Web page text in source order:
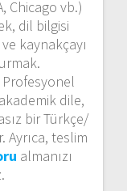
Chicago vb.)
dil bilgisi
kaynakçayı
Profesyonel
dile,
bir Türkçe/
Ayrıca, teslim
almanızı